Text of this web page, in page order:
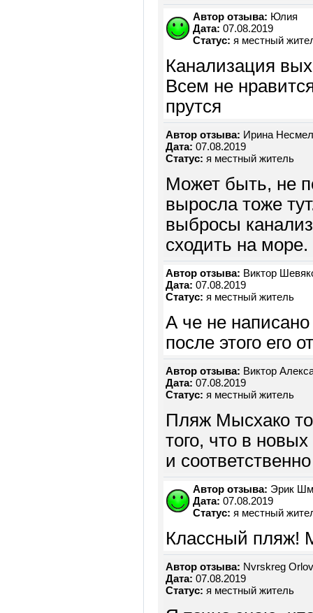
Автор отзыва: Юлия
Дата: 07.08.2019
Статус: я местный
Канализация
Всем не
прутся
Автор отзыва: Ирина
Дата: 07.08.2019
Статус: я местный житель
Может быть, не
выросла тоже
выбросы
сходить на море.
Автор отзыва: Виктор
Дата: 07.08.2019
Статус: я местный житель
А че не
после этого его
Автор отзыва: Виктор
Дата: 07.08.2019
Статус: я местный житель
Пляж Мысхако
того, что в
и
Автор отзыва: Эрик
Дата: 07.08.2019
Статус: я местный
Классный пляж!
Автор отзыва: Nvrskreg Orlov
Дата: 07.08.2019
Статус: я местный житель